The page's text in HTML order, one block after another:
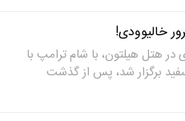
خالیوودی!
در هتل هیلتون، با شام ترامپ با
برگزار شد، پس از گذشت